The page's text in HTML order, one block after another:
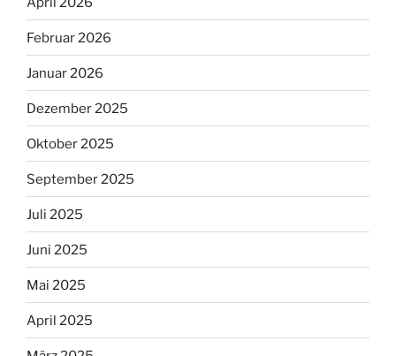
Februar 2026
Januar 2026
Dezember 2025
Oktober 2025
September 2025
Juli 2025
Juni 2025
Mai 2025
April 2025